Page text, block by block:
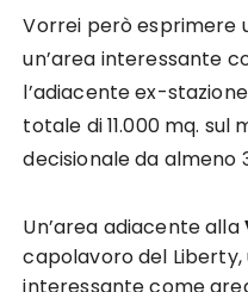
Vorrei però esprimere
un’area interessante
l’adiacente ex-
totale di 11.000 mq.
decisionale da almeno
Un’area adiacente alla
capolavoro del